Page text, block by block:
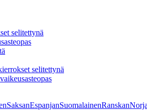
selitettynä
selitettynä
SaksanEspanjanSuomalainenRanskan